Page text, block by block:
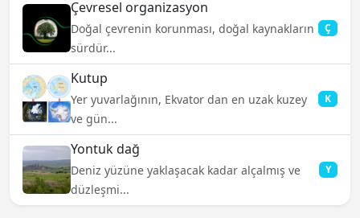
Çevresel organizasyon
Doğal çevrenin korunması, doğal kaynakların
sürdür...
Ç
Kutup
Yer yuvarlağının, Ekvator dan en uzak kuzey
ve gün...
K
Yontuk dağ
Deniz yüzüne yaklaşacak kadar alçalmış ve
düzleşmi...
Y